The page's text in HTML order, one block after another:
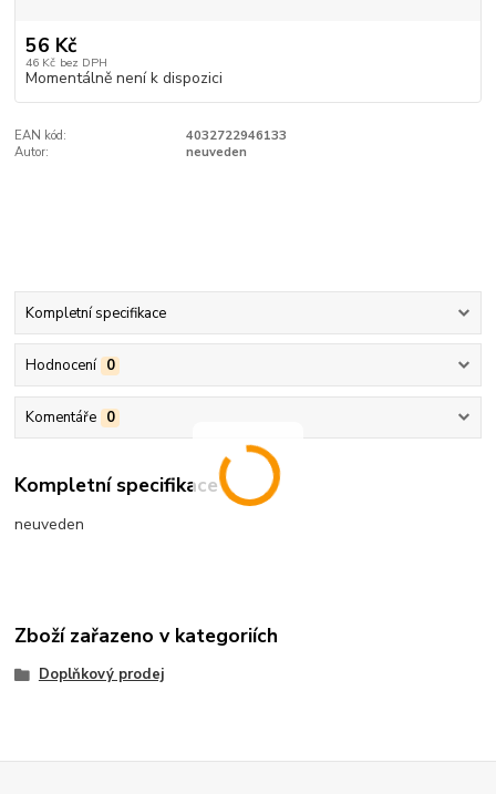
56 Kč
46 Kč bez DPH
Momentálně není k dispozici
EAN kód:
4032722946133
Autor:
neuveden
Kompletní specifikace
Hodnocení 0
Komentáře 0
Kompletní specifikace
neuveden
Zboží zařazeno v kategoriích
Doplňkový prodej